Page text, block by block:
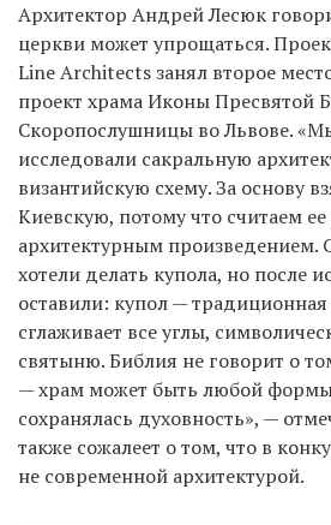
Архитектор Андрей Лесюк
церкви может упрощаться.
Line Architects занял второе
проект храма Иконы Пресвятой
Скоропослушницы во Львове.
исследовали сакральную
византийскую схему. За основу
Киевскую, потому что считаем
архитектурным произведением.
хотели делать купола, но после
оставили: купол —
сглаживает все углы,
святыню. Библия не говорит о
— храм может быть любой
сохранялась духовность», —
также сожалеет о том, что в
не современной архитектурой.